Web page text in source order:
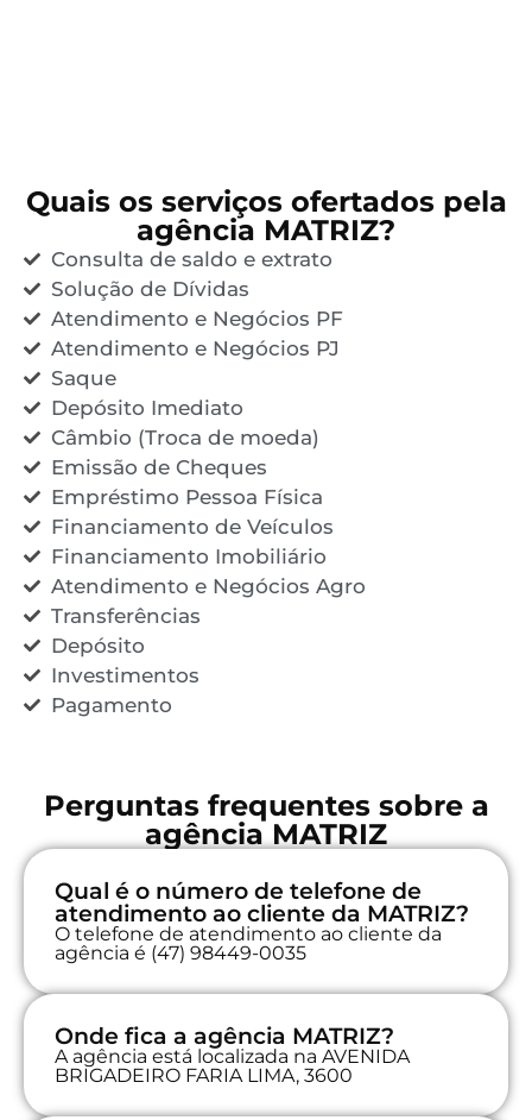
Quais os serviços ofertados pela
agência MATRIZ?
Consulta de saldo e extrato
Solução de Dívidas
Atendimento e Negócios PF
Atendimento e Negócios PJ
Saque
Depósito Imediato
Câmbio (Troca de moeda)
Emissão de Cheques
Empréstimo Pessoa Física
Financiamento de Veículos
Financiamento Imobiliário
Atendimento e Negócios Agro
Transferências
Depósito
Investimentos
Pagamento
Perguntas frequentes sobre a
agência MATRIZ
Qual é o número de telefone de
atendimento ao cliente da MATRIZ?
O telefone de atendimento ao cliente da
agência é (47) 98449-0035
Onde fica a agência MATRIZ?
A agência está localizada na AVENIDA
BRIGADEIRO FARIA LIMA, 3600